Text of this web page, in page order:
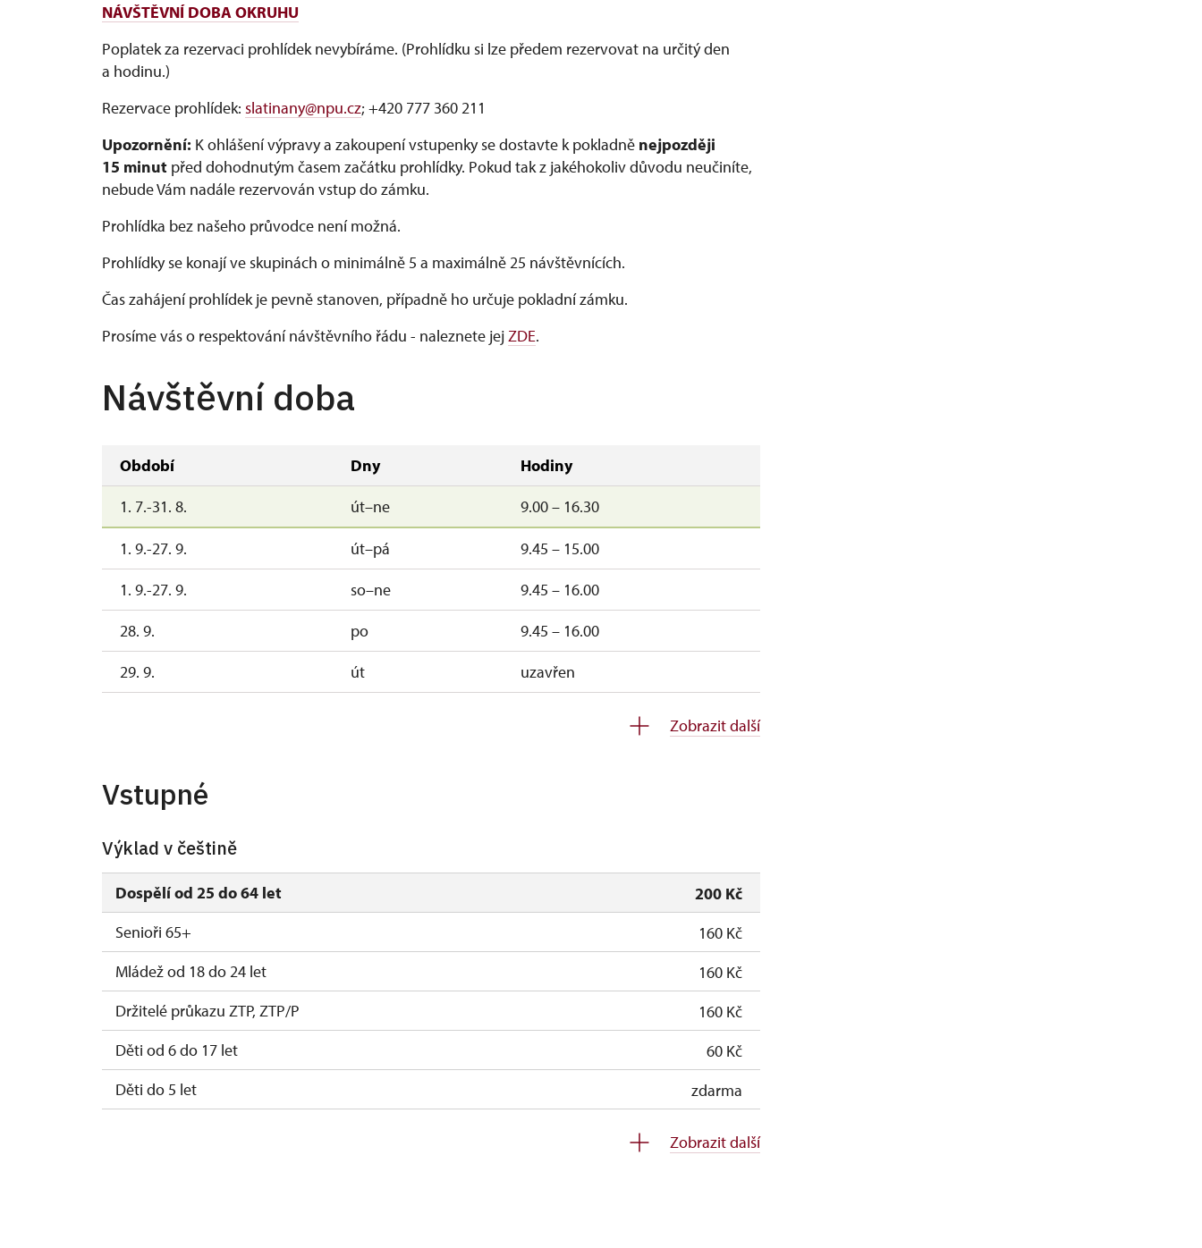
NÁVŠTĚVNÍ DOBA OKRUHU
Poplatek za rezervaci prohlídek nevybíráme. (Prohlídku si lze předem rezervovat na určitý den
a hodinu.)
Rezervace prohlídek: slatinany@npu.cz; +420 777 360 211
Upozornění: K ohlášení výpravy a zakoupení vstupenky se dostavte k pokladně nejpozději
15 minut před dohodnutým časem začátku prohlídky. Pokud tak z jakéhokoliv důvodu neučiníte,
nebude Vám nadále rezervován vstup do zámku.
Prohlídka bez našeho průvodce není možná.
Prohlídky se konají ve skupinách o minimálně 5 a maximálně 25 návštěvnících.
Čas zahájení prohlídek je pevně stanoven, případně ho určuje pokladní zámku.
Prosíme vás o respektování návštěvního řádu - naleznete jej ZDE.
Návštěvní doba
Období Dny
Hodiny
1. 7.-31. 8.
út–ne 9.00 – 16.30
1. 9.-27. 9. út–pá
9.45 – 15.00
1. 9.-27. 9.
so–ne
9.45 – 16.00
28. 9.
po
9.45 – 16.00
29. 9.
út
uzavřen
26. 10.-30. 10.
Zobrazit další
Vstupné
Výklad v češtině
Dospělí od 25 do 64 let
200 Kč
Senioři 65+
160 Kč
Mládež od 18 do 24 let
160 Kč
Držitelé průkazu ZTP, ZTP/P
160 Kč
Děti od 6 do 17 let
60 Kč
Děti do 5 let
zdarma
Zobrazit další